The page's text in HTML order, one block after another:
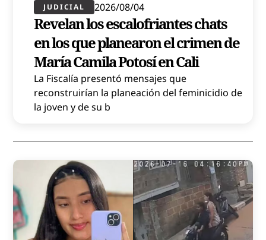
JUDICIAL 2026/08/04
Revelan los escalofriantes chats
en los que planearon el crimen de
María Camila Potosí en Cali
La Fiscalía presentó mensajes que
reconstruirían la planeación del feminicidio de
la joven y de su b